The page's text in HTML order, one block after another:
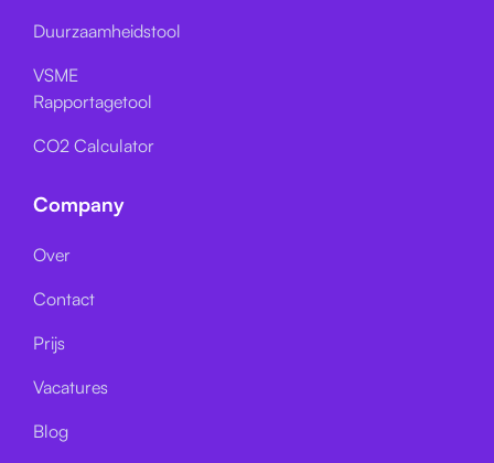
Duurzaamheidstool
VSME
Rapportagetool
CO2 Calculator
Company
Over
Contact
Prijs
Vacatures
Blog